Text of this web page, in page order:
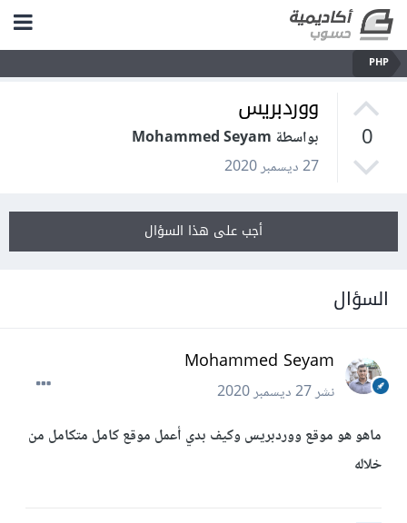
PHP
0
ووردبريس
بواسطة Mohammed Seyam
27 ديسمبر 2020
أجب على هذا السؤال
السؤال
Mohammed Seyam
نشر27 ديسمبر 2020
ماهو هو موقع ووردبريس وكيف بدي أعمل موقع كامل متكامل من
خلاله